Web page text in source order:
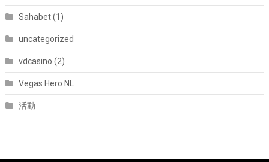
Sahabet (1)
uncategorized
vdcasino (2)
Vegas Hero NL
活動